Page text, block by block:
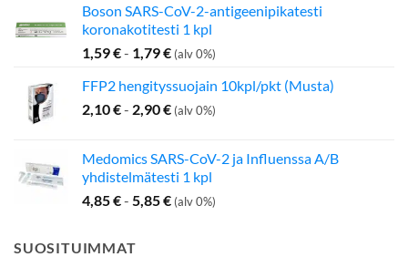
Boson SARS-CoV-2-antigeenipikatesti
koronakotitesti 1 kpl
1,59€- 1,79€ (alv 0%)
FFP2 hengityssuojain 10kpl/pkt (Musta)
2,10€- 2,90€ (alv 0%)
Medomics SARS-CoV-2 ja Influenssa A/B
yhdistelmätesti 1 kpl
4,85€- 5,85€ (alv 0%)
SUOSITUIMMAT